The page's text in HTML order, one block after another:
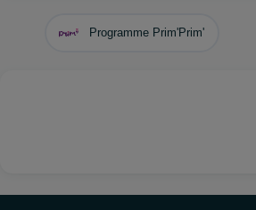
Programme Prim'Prim'